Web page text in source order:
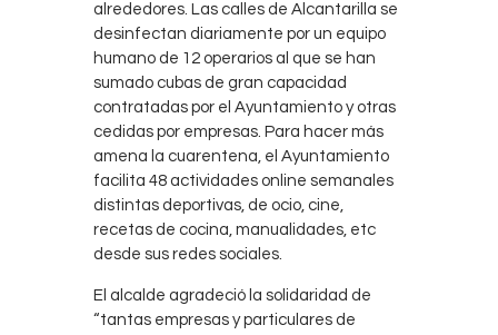
alrededores. Las calles de Alcantarilla se
desinfectan diariamente por un equipo
humano de 12 operarios al que se han
sumado cubas de gran capacidad
contratadas por el Ayuntamiento y otras
cedidas por empresas. Para hacer más
amena la cuarentena, el Ayuntamiento
facilita 48 actividades online semanales
distintas deportivas, de ocio, cine,
recetas de cocina, manualidades, etc
desde sus redes sociales.
El alcalde agradeció la solidaridad de
“tantas empresas y particulares de